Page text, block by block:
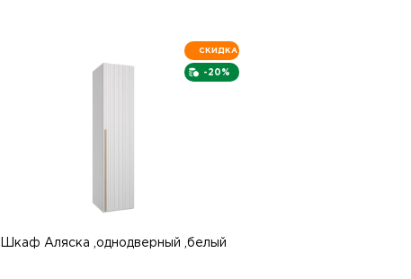
-20%
СКИДКА
Шкаф Аляска ,однодверный ,белый